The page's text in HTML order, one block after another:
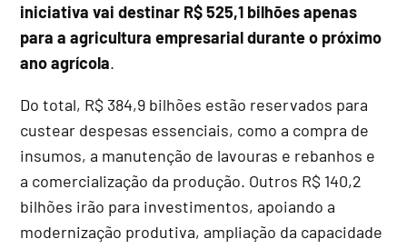
iniciativa vai destinar R$ 525,1 bilhões apenas
para a agricultura empresarial durante o próximo
ano agrícola.
Do total, R$ 384,9 bilhões estão reservados para
custear despesas essenciais, como a compra de
insumos, a manutenção de lavouras e rebanhos e
a comercialização da produção. Outros R$ 140,2
bilhões irão para investimentos, apoiando a
modernização produtiva, ampliação da capacidade